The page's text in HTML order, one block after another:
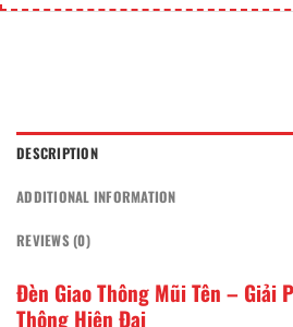
DESCRIPTION
ADDITIONAL INFORMATION
REVIEWS (0)
Đèn Giao Thông Mũi Tên – Giải
Thông Hiện Đại